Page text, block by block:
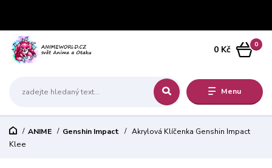
Menu
0
0 Kč
ANIME Genshin Impact
Akrylová Klíčenka Genshin Impact
Klee